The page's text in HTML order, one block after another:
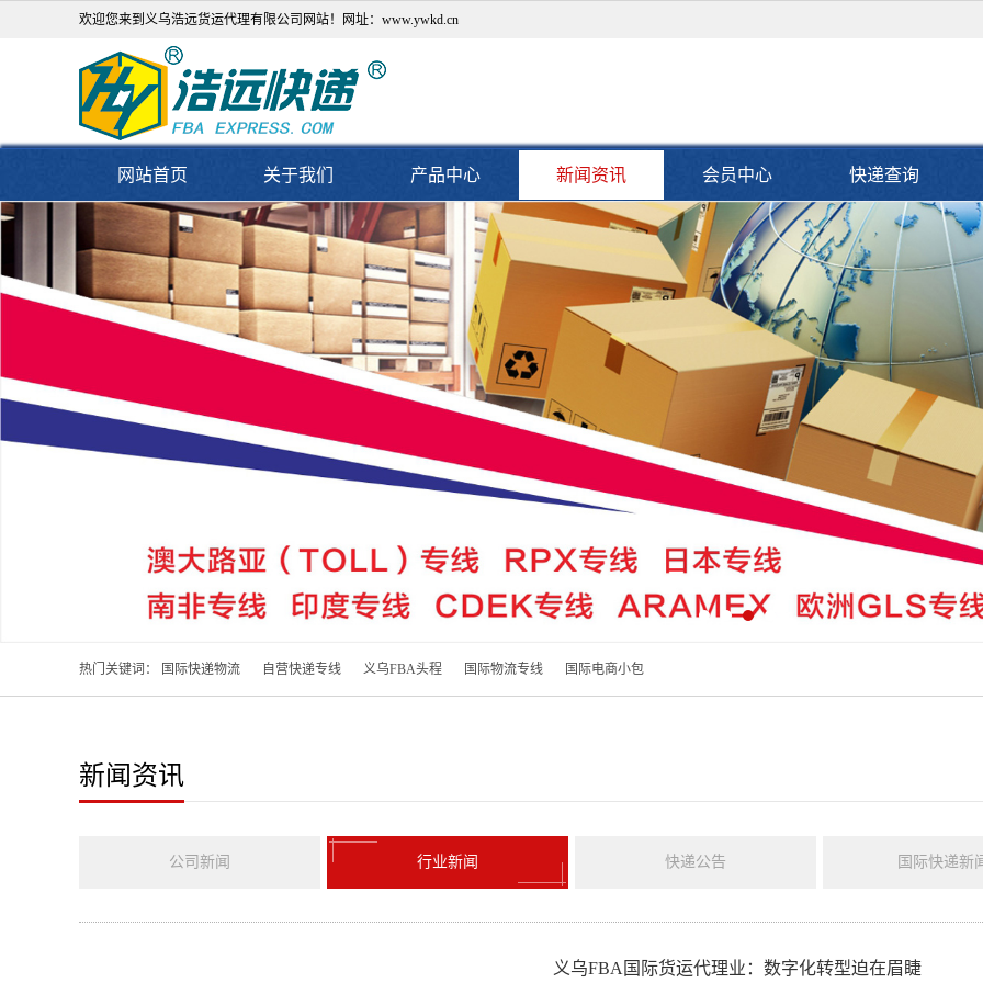
欢迎您来到义乌浩远货运代理有限公司网站！网址：www.ywkd.cn
网站首页 关于我们 产品中心 新闻资讯 会员中心 快递查询
热门关键词： 国际快递物流 自营快递专线 义乌FBA头程 国际物流专线 国际电商小包
新闻资讯
公司新闻 行业新闻 快递公告 国际快递新
义乌FBA国际货运代理业：数字化转型迫在眉睫